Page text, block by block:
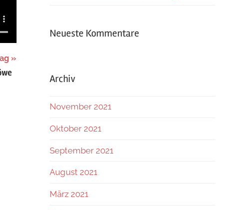
Neueste Kommentare
Archiv
November 2021
Oktober 2021
September 2021
August 2021
März 2021